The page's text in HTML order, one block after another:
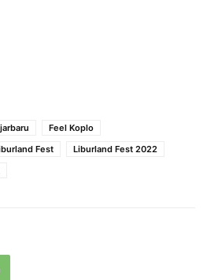
Feel Koplo
Fest
Liburland Fest 2022